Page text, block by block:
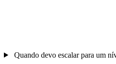
Quando devo escalar para um